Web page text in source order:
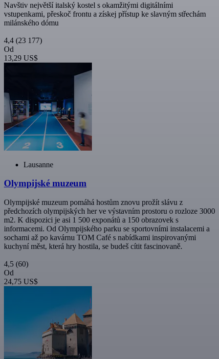
Navštiv největší italský kostel s okamžitými digitálními
vstupenkami, přeskoč frontu a získej přístup ke slavným střechám
milánského dómu
4,4 (23 177)
Od
13,29 US$
Lausanne
Olympijské muzeum
Olympijské muzeum pomáhá hostům znovu prožít slávu z
předchozích olympijských her ve výstavním prostoru o rozloze 3000
m2. K dispozici je asi 1 500 exponátů a 150 obrazovek s
informacemi. Od Olympijského parku se sportovními instalacemi a
sochami až po kavárnu TOM Café s nabídkami inspirovanými
kuchyní měst, která hry hostila, se budeš cítit fascinovaně.
4,5 (60)
Od
24,75 US$